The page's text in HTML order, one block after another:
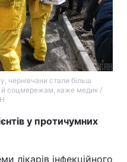
чернівчани стали більш
й соцмережам, каже медик /
у протичумних
лікарів інфекційного